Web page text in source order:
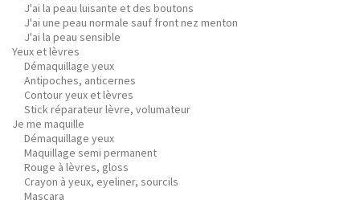
J'ai la peau luisante et des boutons
J'ai une peau normale sauf front nez menton
J'ai la peau sensible
Yeux et lèvres
Démaquillage yeux
Antipoches, anticernes
Contour yeux et lèvres
Stick réparateur lèvre, volumateur
Je me maquille
Démaquillage yeux
Maquillage semi permanent
Rouge à lèvres, gloss
Crayon à yeux, eyeliner, sourcils
Mascara